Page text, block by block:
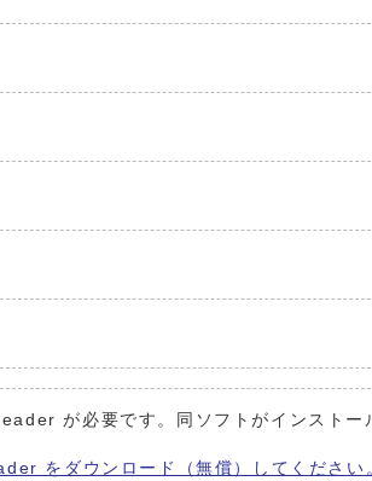
が必要です。同ソフトがインストー
をダウンロード（無償）してください